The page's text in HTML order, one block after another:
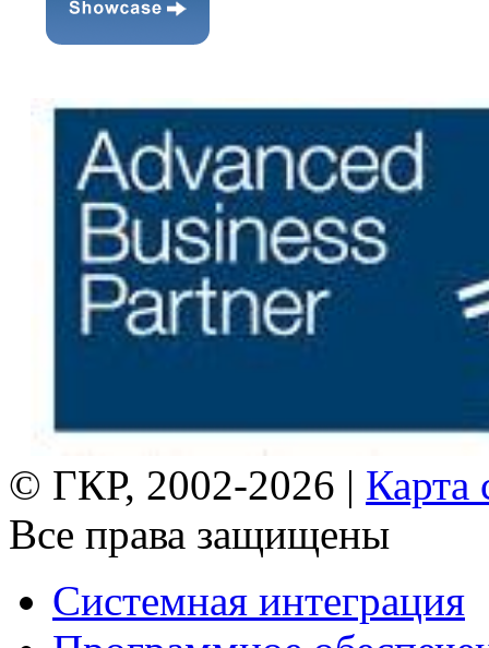
© ГКР, 2002-2026 | Карта
Все права защищены
Системная интеграция